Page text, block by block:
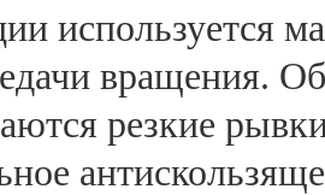
используется
вращения.
резкие